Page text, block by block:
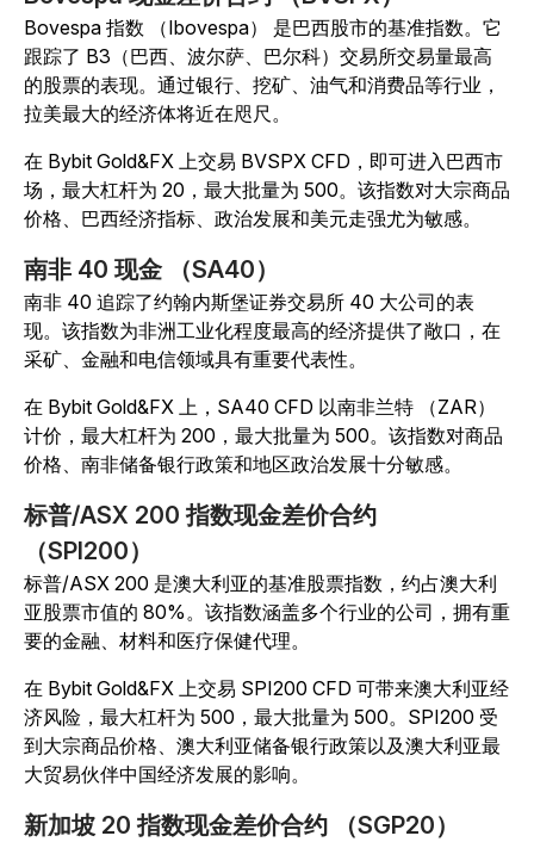
Bovespa 指数 （Ibovespa） 是巴西股市的基准指数。它
跟踪了 B3（巴西、波尔萨、巴尔科）交易所交易量最高
的股票的表现。通过银行、挖矿、油气和消费品等行业，
拉美最大的经济体将近在咫尺。
在 Bybit Gold&FX 上交易 BVSPX CFD，即可进入巴西市
场，最大杠杆为 20，最大批量为 500。该指数对大宗商品
价格、巴西经济指标、政治发展和美元走强尤为敏感。
南非 40 现金 （SA40）
南非 40 追踪了约翰内斯堡证券交易所 40 大公司的表
现。该指数为非洲工业化程度最高的经济提供了敞口，在
采矿、金融和电信领域具有重要代表性。
在 Bybit Gold&FX 上，SA40 CFD 以南非兰特 （ZAR）
计价，最大杠杆为 200，最大批量为 500。该指数对商品
价格、南非储备银行政策和地区政治发展十分敏感。
标普/ASX 200 指数现金差价合约
（SPI200）
标普/ASX 200 是澳大利亚的基准股票指数，约占澳大利
亚股票市值的 80%。该指数涵盖多个行业的公司，拥有重
要的金融、材料和医疗保健代理。
在 Bybit Gold&FX 上交易 SPI200 CFD 可带来澳大利亚经
济风险，最大杠杆为 500，最大批量为 500。SPI200 受
到大宗商品价格、澳大利亚储备银行政策以及澳大利亚最
大贸易伙伴中国经济发展的影响。
新加坡 20 指数现金差价合约 （SGP20）